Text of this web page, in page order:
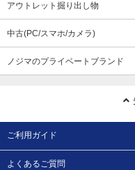
アウトレット掘り出し物
中古(PC/スマホ/カメラ)
ノジマのプライベートブランド
ご利用ガイド
よくあるご質問